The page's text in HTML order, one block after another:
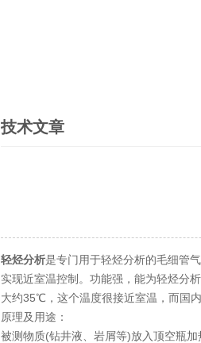
技术文章
轻烃分析是专门用于轻烃分析的毛细管
实现近室温控制。功能强，能为轻烃分
大约35℃，这个温度很接近室温，而国
原理及用途：
被测物质(钻井液、岩屑等)放入顶空瓶